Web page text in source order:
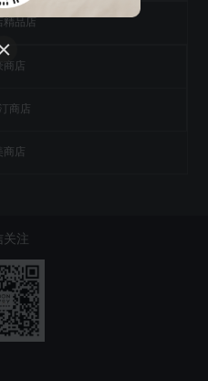
精品店
商店
商店
商店
注